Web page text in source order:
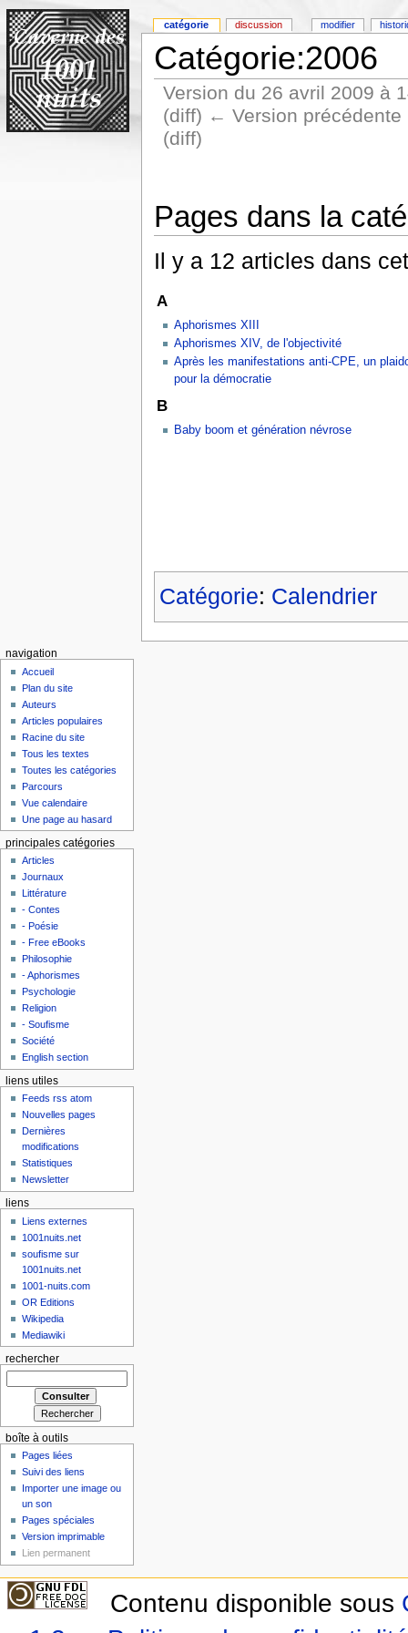
Catégorie:2006
Version du 26 avril 2009 à
(diff) ← Version
(diff)
Pages dans la
Il y a 12 articles dans
A
Aphorismes XIII
Aphorismes XIV, de l'objectivité
Après les manifestations anti-CPE, un
pour la démocratie
B
Baby boom et génération névrose
Catégorie: Calendrier
catégorie discussion modifier
navigation
Accueil
Plan du site
Auteurs
Articles populaires
Racine du site
Tous les textes
Toutes les catégories
Parcours
Vue calendaire
Une page au hasard
principales catégories
Articles
Journaux
Littérature
- Contes
- Poésie
- Free eBooks
Philosophie
- Aphorismes
Psychologie
Religion
- Soufisme
Société
English section
liens utiles
Feeds rss atom
Nouvelles pages
Dernières
modifications
Statistiques
Newsletter
liens
Liens externes
1001nuits.net
soufisme sur
1001nuits.net
1001-nuits.com
OR Editions
Wikipedia
Mediawiki
rechercher
boîte à outils
Pages liées
Suivi des liens
Importer une image ou
un son
Pages spéciales
Version imprimable
Lien permanent
Contenu disponible sous